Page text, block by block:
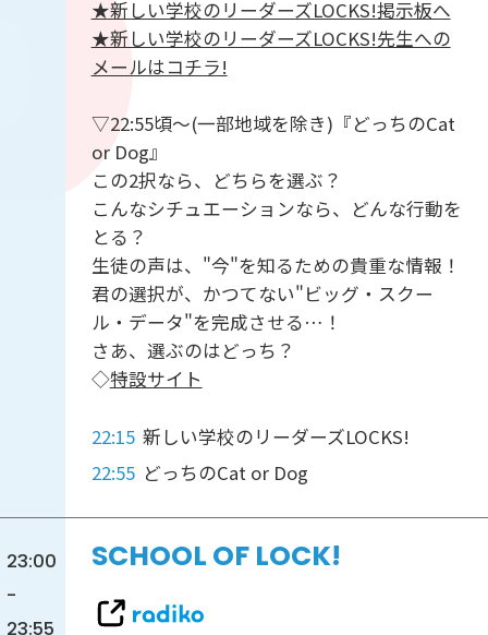
★新しい学校のリーダーズLOCKS!掲示板へ
★新しい学校のリーダーズLOCKS!先生への
メールはコチラ!
▽22:55頃～(一部地域を除き)『どっちのCat
or Dog』
この2択なら、どちらを選ぶ？
こんなシチュエーションなら、どんな行動を
とる？
生徒の声は、"今"を知るための貴重な情報！
君の選択が、かつてない"ビッグ・スクー
ル・データ"を完成させる…！
さあ、選ぶのはどっち？
◇特設サイト
22:15 新しい学校のリーダーズLOCKS!
22:55 どっちのCat or Dog
23:00
-
23:55
SCHOOL OF LOCK!